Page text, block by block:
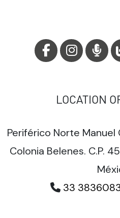
LOCATION
Periférico Norte Manuel
Colonia Belenes. C.P.
33